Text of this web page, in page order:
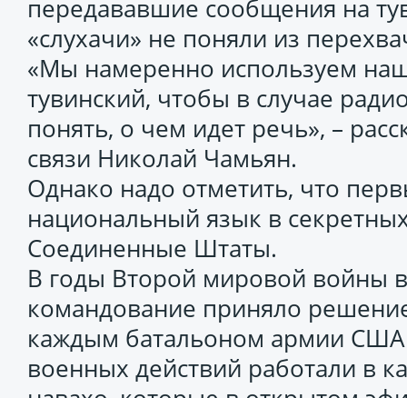
передававшие сообщения на
«слухачи» не поняли из
«Мы намеренно используем
тувинский, чтобы в случае
понять, о чем идет речь», –
связи Николай Чамьян.
Однако надо отметить, что
национальный язык в
Соединенные Штаты.
В годы Второй мировой войны
командование приняло
каждым батальоном армии США
военных действий работали в